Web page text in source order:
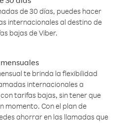
de 30 días, puedes hacer
internacionales al destino de
bajas de Viber.
te brinda la flexibilidad
internacionales a
tarifas bajas, sin tener que
momento. Con el plan de
ahorrar en las llamadas que